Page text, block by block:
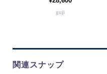
guji
関連スナップ